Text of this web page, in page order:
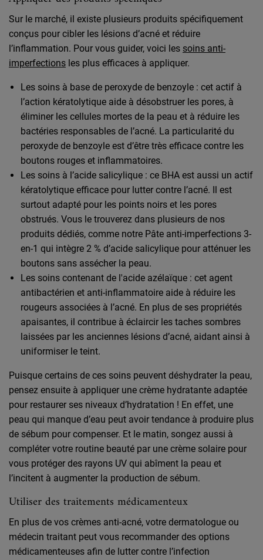
Sur le marché, il existe plusieurs produits spécifiquement
conçus pour cibler les lésions d’acné et réduire
l’inflammation. Pour vous guider, voici les soins anti-
imperfections les plus efficaces à appliquer.
Les soins à base de peroxyde de benzoyle : cet actif à
l’action kératolytique aide à désobstruer les pores, à
éliminer les cellules mortes de la peau et à réduire les
bactéries responsables de l’acné. La particularité du
peroxyde de benzoyle est d’être très efficace contre les
boutons rouges et inflammatoires.
Les soins à l’acide salicylique : ce BHA est aussi un actif
kératolytique efficace pour lutter contre l’acné. Il est
surtout adapté pour les points noirs et les pores
obstrués. Vous le trouverez dans plusieurs de nos
produits dédiés, comme notre Pâte anti-imperfections 3-
en-1 qui intègre 2 % d’acide salicylique pour atténuer les
boutons sans assécher la peau.
Les soins contenant de l'acide azélaïque : cet agent
antibactérien et anti-inflammatoire aide à réduire les
rougeurs associées à l’acné. En plus de ses propriétés
apaisantes, il contribue à éclaircir les taches sombres
laissées par les anciennes lésions d’acné, aidant ainsi à
uniformiser le teint.
Puisque certains de ces soins peuvent déshydrater la peau,
pensez ensuite à appliquer une crème hydratante adaptée
pour restaurer ses niveaux d’hydratation ! En effet, une
peau qui manque d’eau peut avoir tendance à produire plus
de sébum pour compenser. Et le matin, songez aussi à
compléter votre routine beauté par une crème solaire pour
vous protéger des rayons UV qui abîment la peau et
l’incitent à augmenter la production de sébum.
Utiliser des traitements médicamenteux
En plus de vos crèmes anti-acné, votre dermatologue ou
médecin traitant peut vous recommander des options
médicamenteuses afin de lutter contre l’infection